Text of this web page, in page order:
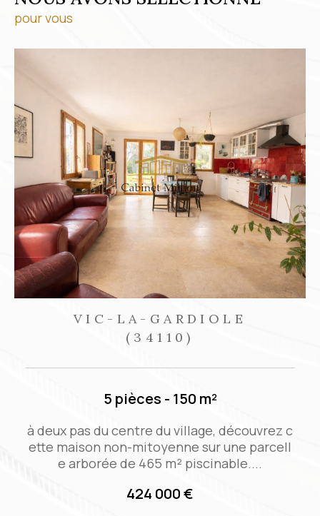
pour vous
FRONTIGNAN
(34110)
3 pièces - 70 m²
Agréable maison de ville qui allie le charme
de l'ancien et le confort moderne. Belle piè
ce de vie de 35 m² spacieuse...
167 000 €